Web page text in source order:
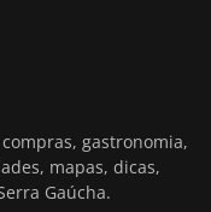
gastronomia,
mapas, dicas,
Gaúcha.